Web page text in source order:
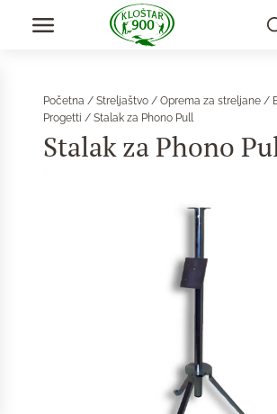
Početna / Streljaštvo / Oprema za streljane /
Progetti / Stalak za Phono Pull
Stalak za Phono